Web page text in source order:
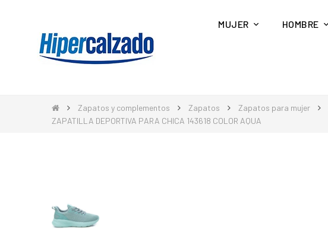
MUJER HOMBRE
Zapatos y complementos Zapatos Zapatos para mujer
ZAPATILLA DEPORTIVA PARA CHICA 143618 COLOR AQUA